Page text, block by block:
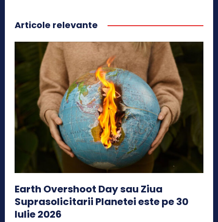
Articole relevante
Earth Overshoot Day sau Ziua
Suprasolicitarii Planetei este pe 30
Iulie 2026